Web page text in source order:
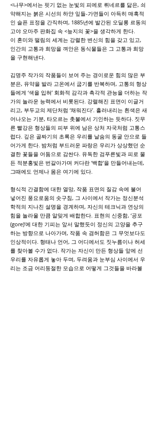
<나무>에서는 핏기 없는 눈빛의 피에로 뤼네르를 닮은, 쇠
약해지는 붉은 시선의 하얀 잎들-가면들이 아득히 매혹적
인 슬픈 표정을 간직하며, 1885년에 발간된 오딜롱 르동의
고야 오마주 판화집 속 <늪지의 꽃>을 생각하게 한다.
이 혼미와 떨림의 세계는 강렬한 변신의 힘을 갖고 있고,
인간의 고통과 희망을 껴안은 동식물들은 그 고통과 희망
을 구현해낸다.
김명주 작가의 작품들이 보여 주는 경이로운 힘의 많은 부
분은, 유약을 발라 고온에서 굽기를 반복하며, 고통의 형상
들에게 ‘색을 입혀’ 회화적 감각과 촉각적 관능을 더하는 작
가의 놀라운 능력에서 비롯된다. 강렬해진 표면이 이글거
리고, 부두교의 제단처럼 ‘채워진다’. 흘러내리는 흰색은 새
어나오는 기분, 타오르는 촛불에서 기인하는 듯하다. 짓무
른 빨강은 형상들의 피부 위에 남은 상처 자국처럼 고통스
럽다. 깊은 골짜기의 초록은 우리를 날숨의 동굴 안으로 들
어가게 한다. 밤처럼 부드러운 파랑은 우리가 상상했던 순
결한 꽃들을 어둠으로 감싼다. 유독한 검푸른빛과 피로 물
든 적분홍빛은 번갈아가며 커다란 ‘백합’을 만들어내는데,
그때에도 언제나 몸은 여기에 있다.
형식적 간결함에 대한 열망, 작품 표면의 질감 속에 불어
넣어진 풍요로움의 솟구침, 그 사이에서 작가는 정신분석
학적의 지나친 설명을 경계하며, 자신의 테크닉과 연상의
힘을 놀라울 만큼 알맞게 배합한다. 표현의 신중함, ‘공포
(gore)’에 대한 기피는 앞서 말했듯이 정신의 고양을 추구
하는 방향으로 나아가며, 작품 속 겸허함은 그 무엇보다도
인상적이다. 형태나 언어, 그 어디에서도 짓누름이나 허세
를 찾아볼 수가 없다. 작가는 자신이 만든 형상들 앞에 선
우리를 자유롭게 놓아 두며, 두려움과 눈부심 사이에서 우
리는 조금 어리둥절한 모습으로 어떻게 그것들을 바라볼